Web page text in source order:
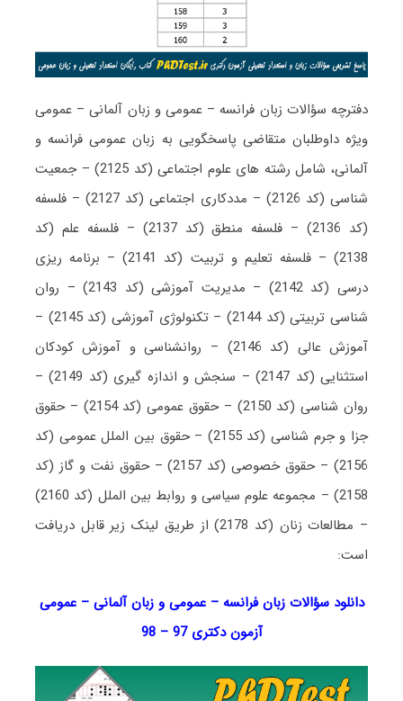
دفترچه سؤالات زبان فرانسه – عمومی و زبان آلمانی – عمومی
ویژه داوطلبان متقاضی پاسخگویی به زبان عمومی فرانسه و
آلمانی، شامل رشته های علوم اجتماعی (کد 2125) – جمعیت
شناسی (کد 2126) – مددکاری اجتماعی (کد 2127) – فلسفه
(کد 2136) – فلسفه منطق (کد 2137) – فلسفه علم (کد
2138) – فلسفه تعلیم و تربیت (کد 2141) – برنامه ریزی
درسی (کد 2142) – مدیریت آموزشی (کد 2143) – روان
شناسی تربیتی (کد 2144) – تکنولوژی آموزشی (کد 2145) –
آموزش عالی (کد 2146) – روانشناسی و آموزش کودکان
استثنایی (کد 2147) – سنجش و اندازه گیری (کد 2149) –
روان شناسی (کد 2150) – حقوق عمومی (کد 2154) – حقوق
جزا و جرم شناسی (کد 2155) – حقوق بین الملل عمومی (کد
2156) – حقوق خصوصی (کد 2157) – حقوق نفت و گاز (کد
2158) – مجموعه علوم سیاسی و روابط بین الملل (کد 2160)
– مطالعات زنان (کد 2178) از طریق لینک زیر قابل دریافت
است:
دانلود سؤالات زبان فرانسه – عمومی و زبان آلمانی – عمومی
آزمون دکتری 97 – 98